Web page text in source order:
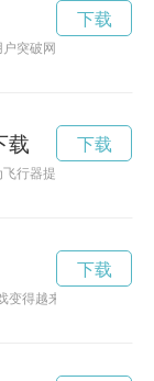
突破网络限制，实现
下载
载
行器提供强大的动力
下载
变得越来越受欢迎。现
下载